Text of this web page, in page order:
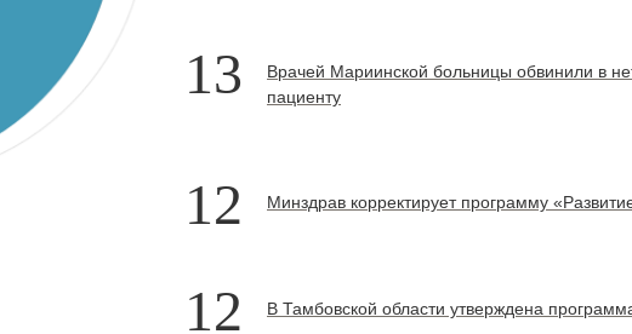
13
Врачей Мариинской больницы обвинили в
пациенту
12 Минздрав корректирует программу
12 В Тамбовской области утверждена